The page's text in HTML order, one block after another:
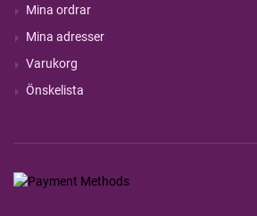
Mina ordrar
Mina adresser
Varukorg
Önskelista